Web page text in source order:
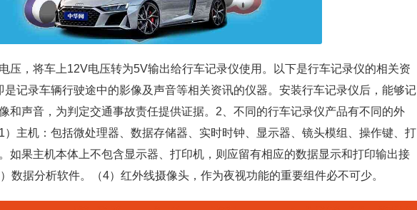
压，将车上12V电压转为5V输出给行车记录仪使用。以下是行车记录仪的相关资
记录车辆行驶途中的影像及声音等相关资讯的仪器。安装行车记录仪后，能够记
和声音，为判定交通事故责任提供证据。2、不同的行车记录仪产品有不同的外
主机：包括微处理器、数据存储器、实时时钟、显示器、镜头模组、操作键、打
如果主机本体上不包含显示器、打印机，则应留有相应的数据显示和打印输出接
数据分析软件。（4）红外线摄像头，作为夜视功能的重要组件必不可少。